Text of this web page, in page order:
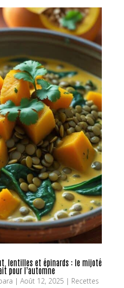
lentilles et épinards : le mijoté
pour l’automne
| Août 12, 2025 | Recettes